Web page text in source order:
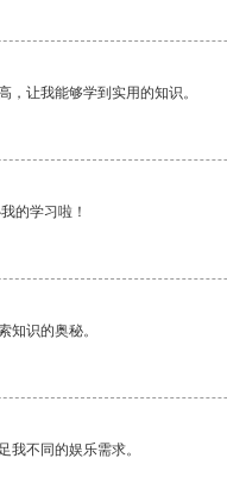
让我能够学到实用的知识。
的学习啦！
知识的奥秘。
我不同的娱乐需求。